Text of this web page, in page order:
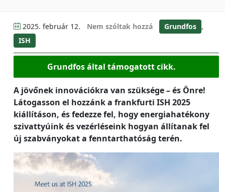
2025. február 12. Nem szóltak hozzá Grundfos ,
ISH
Grundfos által támogatott cikk.
A jövőnek innovációkra van szüksége – és Önre!
Látogasson el hozzánk a frankfurti ISH 2025
kiállításon, és fedezze fel, hogy energiahatékony
szivattyúink és vezérléseink hogyan állítanak fel
új szabványokat a fenntarthatóság terén.